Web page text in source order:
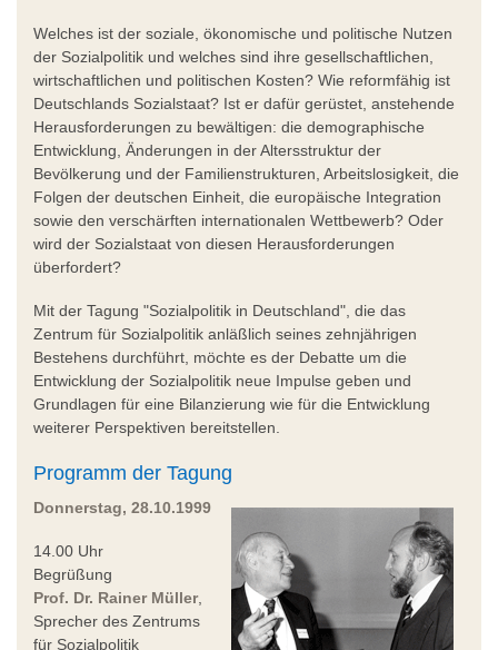
Welches ist der soziale, ökonomische und politische Nutzen
der Sozialpolitik und welches sind ihre gesellschaftlichen,
wirtschaftlichen und politischen Kosten? Wie reformfähig ist
Deutschlands Sozialstaat? Ist er dafür gerüstet, anstehende
Herausforderungen zu bewältigen: die demographische
Entwicklung, Änderungen in der Altersstruktur der
Bevölkerung und der Familienstrukturen, Arbeitslosigkeit, die
Folgen der deutschen Einheit, die europäische Integration
sowie den verschärften internationalen Wettbewerb? Oder
wird der Sozialstaat von diesen Herausforderungen
überfordert?
Mit der Tagung "Sozialpolitik in Deutschland", die das
Zentrum für Sozialpolitik anläßlich seines zehnjährigen
Bestehens durchführt, möchte es der Debatte um die
Entwicklung der Sozialpolitik neue Impulse geben und
Grundlagen für eine Bilanzierung wie für die Entwicklung
weiterer Perspektiven bereitstellen.
Programm der Tagung
Donnerstag, 28.10.1999
14.00 Uhr
Begrüßung
Prof. Dr. Rainer Müller,
Sprecher des Zentrums
für Sozialpolitik